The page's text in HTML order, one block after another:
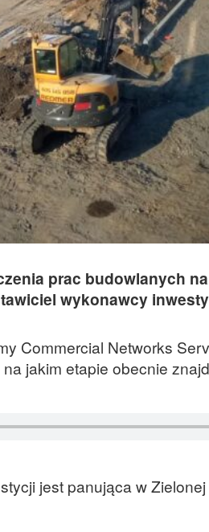
prac budowlanych
wykonawcy
Commercial Networks
jakim etapie obecnie
jest panująca w